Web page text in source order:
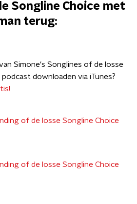
Songline Choice met
terug:
Simone's Songlines of de losse
downloaden via iTunes?
of de losse Songline Choice
of de losse Songline Choice